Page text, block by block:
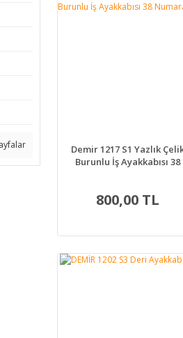
Demir 1217 S1 Yazlık
Burunlu İş Ayakkabısı 38
800,00 TL